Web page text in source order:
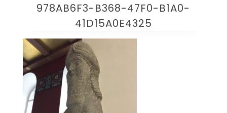
978AB6F3-B368-47F0-B1A0-
41D15A0E4325